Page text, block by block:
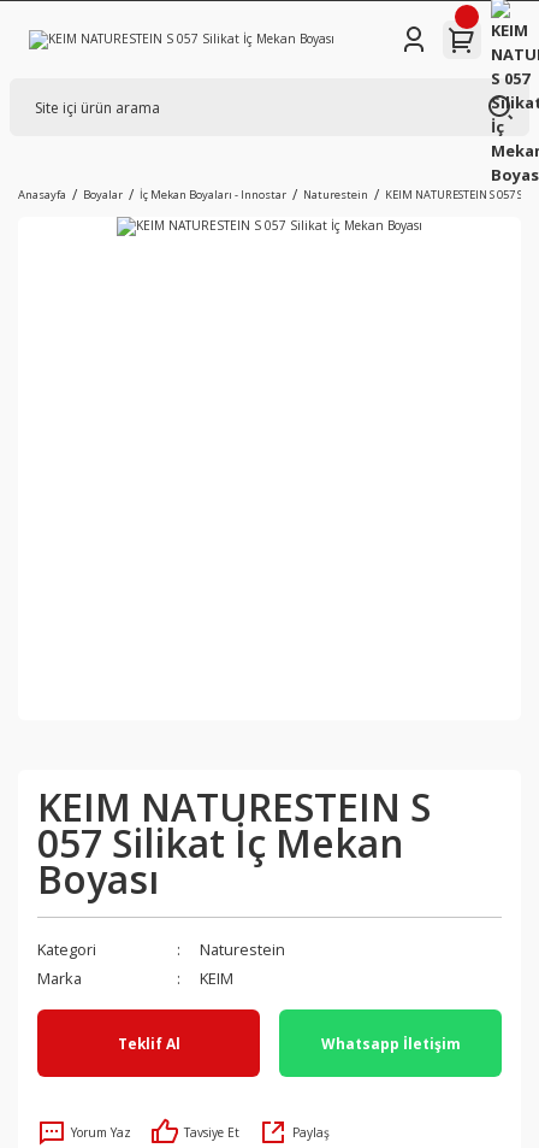
Anasayfa Boyalar İç Mekan Boyaları - Innostar Naturestein KEIM NATURESTEIN S 057
KEIM NATURESTEIN S
057 Silikat İç Mekan
Boyası
Kategori
Naturestein
Marka
KEIM
Teklif Al Whatsapp İletişim
Yorum Yaz Tavsiye Et Paylaş